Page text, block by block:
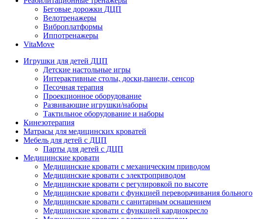
Беговые дорожки ДЦП
Велотренажеры
Виброплатформы
Иппотренажеры
VitaMove
Игрушки для детей ДЦП
Детские настольные игры
Интерактивные столы, доски,панели, сенсор
Песочная терапия
Проекционное оборудование
Развивающие игрушки/наборы
Тактильное оборудование и наборы
Кинезотерапия
Матрасы для медицинских кроватей
Мебель для детей с ДЦП
Парты для детей с ДЦП
Медицинские кровати
Медицинские кровати с механическим приводом
Медицинские кровати с электроприводом
Медицинские кровати с регулировкой по высоте
Медицинские кровати с функцией переворачивания больного
Медицинские кровати с санитарным оснащением
Медицинские кровати с функцией кардиокресло